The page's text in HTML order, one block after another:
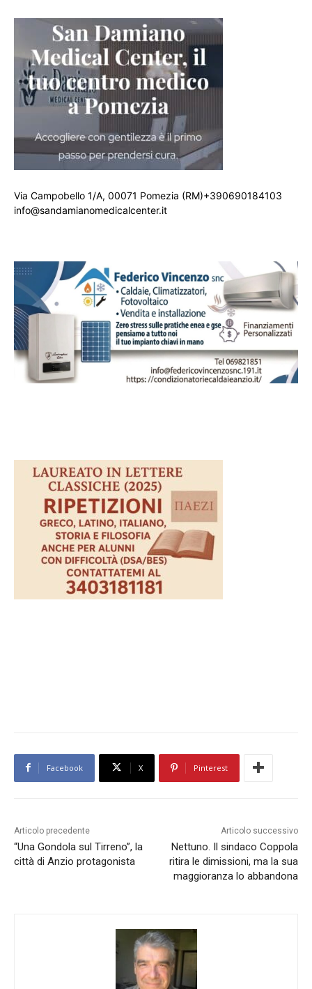
Via Campobello 1/A, 00071 Pomezia (RM)+390690184103
info@sandamianomedicalcenter.it
Facebook X Pinterest
Articolo precedente
“Una Gondola sul Tirreno”, la
città di Anzio protagonista
Articolo successivo
Nettuno. Il sindaco Coppola
ritira le dimissioni, ma la sua
maggioranza lo abbandona